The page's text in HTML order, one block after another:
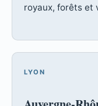
royaux, forêts et
LYON